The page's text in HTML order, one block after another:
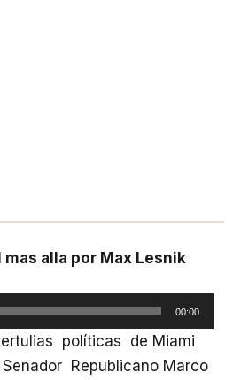
alla por Max Lesnik
00:00
políticas de Miami
Republicano Marco